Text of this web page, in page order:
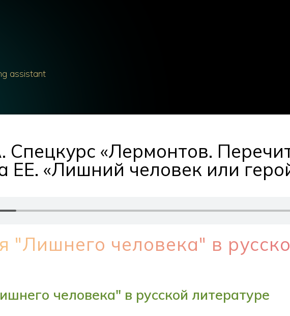
assistant
Спецкурс «Лермонтов.
ЕЕ. «Лишний человек или
"Лишнего человека" в
человека" в русской литературе